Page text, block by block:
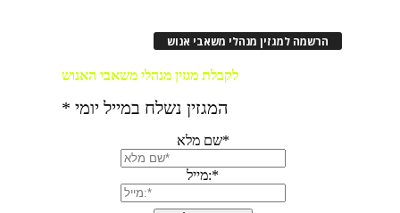
הרשמה למגזין מנהלי משאבי אנוש